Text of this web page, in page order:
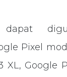
Pixel
XL, Google